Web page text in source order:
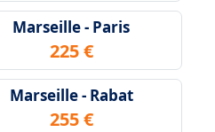
Marseille - Paris
225 €
Marseille - Rabat
255 €